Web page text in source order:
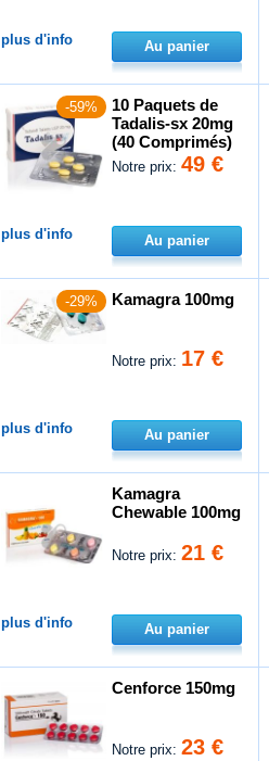
plus d'info Au panier
-59%
10 Paquets de
Tadalis-sx 20mg
(40 Comprimés)
Notre prix:49 €
plus d'info Au panier
-29% Kamagra 100mg
Notre prix: 17 €
plus d'info Au panier
Kamagra
Chewable 100mg
Notre prix:21 €
plus d'info Au panier
Cenforce 150mg
Notre prix:23 €